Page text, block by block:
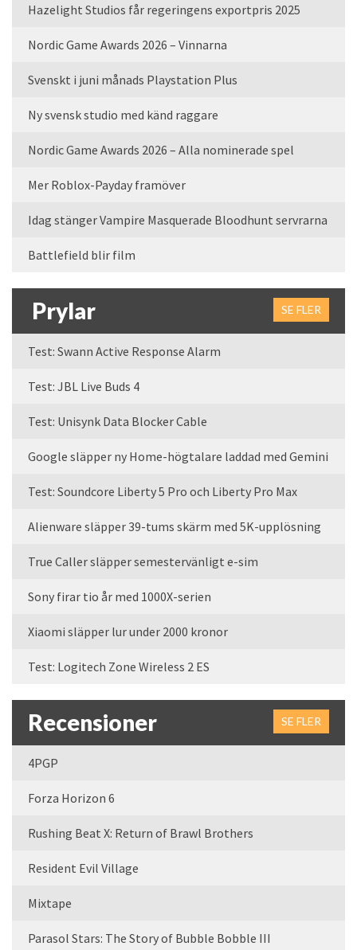
Hazelight Studios får regeringens exportpris 2025
Nordic Game Awards 2026 – Vinnarna
Svenskt i juni månads Playstation Plus
Ny svensk studio med känd raggare
Nordic Game Awards 2026 – Alla nominerade spel
Mer Roblox-Payday framöver
Idag stänger Vampire Masquerade Bloodhunt servrarna
Battlefield blir film
Prylar SE FLER
Test: Swann Active Response Alarm
Test: JBL Live Buds 4
Test: Unisynk Data Blocker Cable
Google släpper ny Home-högtalare laddad med Gemini
Test: Soundcore Liberty 5 Pro och Liberty Pro Max
Alienware släpper 39-tums skärm med 5K-upplösning
True Caller släpper semestervänligt e-sim
Sony firar tio år med 1000X-serien
Xiaomi släpper lur under 2000 kronor
Test: Logitech Zone Wireless 2 ES
Recensioner SE FLER
4PGP
Forza Horizon 6
Rushing Beat X: Return of Brawl Brothers
Resident Evil Village
Mixtape
Parasol Stars: The Story of Bubble Bobble III